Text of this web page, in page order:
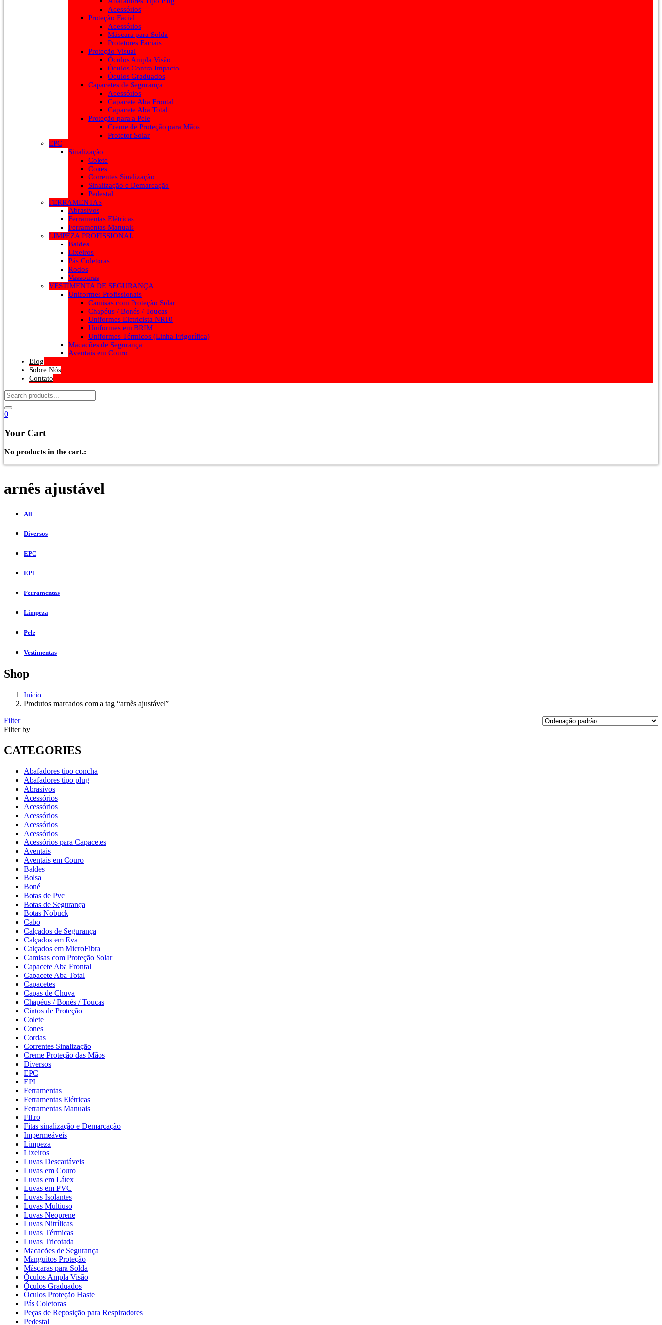
Acessórios
Proteção Facial
Acessórios
Máscara para Solda
Protetores Faciais
Proteção Visual
Óculos Ampla Visão
Óculos Contra Impacto
Óculos Graduados
Capacetes de Segurança
Acessórios
Capacete Aba Frontal
Capacete Aba Total
Proteção para a Pele
Creme de Proteção para Mãos
Protetor Solar
EPC
Sinalização
Colete
Cones
Correntes Sinalização
Sinalização e Demarcação
Pedestal
FERRAMENTAS
Abrasivos
Ferramentas Elétricas
Ferramentas Manuais
LIMPEZA PROFISSIONAL
Baldes
Lixeiros
Pás Coletoras
Rodos
Vassouras
VESTIMENTA DE SEGURANÇA
Uniformes Profissionais
Camisas com Proteção Solar
Chapéus / Bonés / Toucas
Uniformes Eletricista NR10
Uniformes em BRIM
Uniformes Térmicos (Linha Frigorífica)
Macacões de Segurança
Aventais em Couro
Blog
Sobre Nós
Contato
0
Your Cart
No products in the cart.:
arnês ajustável
All
Diversos
EPC
EPI
Ferramentas
Limpeza
Pele
Vestimentas
Shop
Início
Produtos marcados com a tag “arnês ajustável”
Filter
Filter by
CATEGORIES
Abafadores tipo concha
Abafadores tipo plug
Abrasivos
Acessórios
Acessórios
Acessórios
Acessórios
Acessórios
Acessórios para Capacetes
Aventais
Aventais em Couro
Baldes
Bolsa
Boné
Botas de Pvc
Botas de Segurança
Botas Nobuck
Cabo
Calçados de Segurança
Calçados em Eva
Calçados em MicroFibra
Camisas com Proteção Solar
Capacete Aba Frontal
Capacete Aba Total
Capacetes
Capas de Chuva
Chapéus / Bonés / Toucas
Cintos de Proteção
Colete
Cones
Cordas
Correntes Sinalização
Creme Proteção das Mãos
Diversos
EPC
EPI
Ferramentas
Ferramentas Elétricas
Ferramentas Manuais
Filtro
Fitas sinalização e Demarcação
Impermeáveis
Limpeza
Lixeiros
Luvas Descartáveis
Luvas em Couro
Luvas em Látex
Luvas em PVC
Luvas Isolantes
Luvas Multiuso
Luvas Neoprene
Luvas Nitrílicas
Luvas Térmicas
Luvas Tricotada
Macacões de Segurança
Manguitos Proteção
Máscaras para Solda
Óculos Ampla Visão
Óculos Graduados
Óculos Proteção Haste
Pás Coletoras
Peças de Reposição para Respiradores
Pedestal